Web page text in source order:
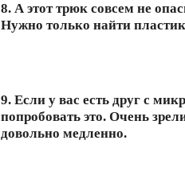
8. А этот трюк совсем не
Нужно только найти
9. Если у вас есть друг с
попробовать это. Очень
довольно медленно.